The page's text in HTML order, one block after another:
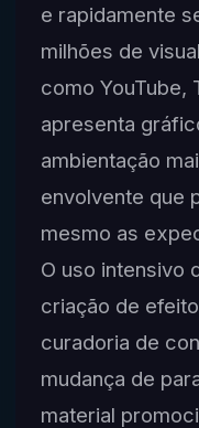
e rapidamente
milhões de
como YouTube,
apresenta
ambientação
envolvente que
mesmo as
O uso intensivo
criação de
curadoria de
mudança de
material